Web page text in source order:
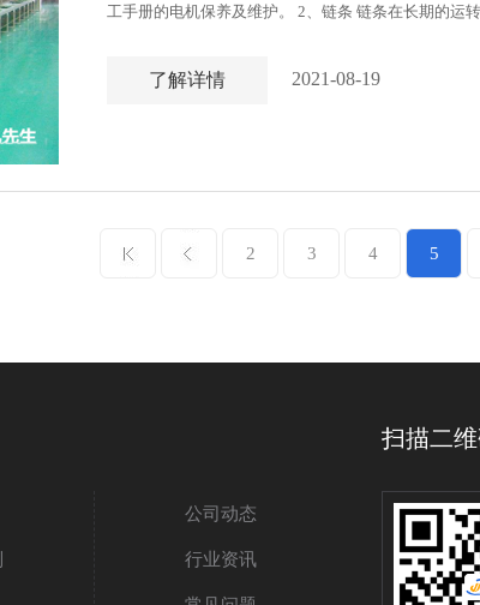
工手册的电机保养及维护。 2、链条 链条在长期的运
了解详情 2021-08-19
2 3 4 5
公司动态
行业资讯
扫描二